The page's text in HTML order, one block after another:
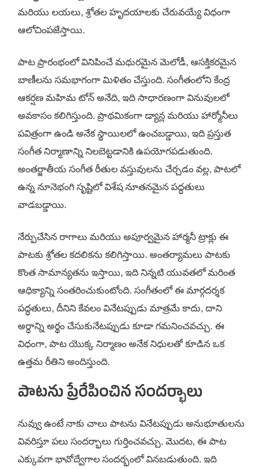
మరియు లయలు, శ్రోతల హృదయాలకు చేరువయ్యే విధంగా
ఆలోచింపజేస్తాయి.
పాట ప్రారంభంలో వినిపించే మధురమైన మెలోడీ, ఆసక్తికరమైన
బాణీలను సమభాగంగా మిళితం చేస్తుంది. సంగీతంలోని కేంద్ర
ఆకర్షణ మహిమ టోన్ అనేది, ఇది సాధారణంగా వినువులలో
అవకాసం కలిగిస్తుంది. ప్రాథమికంగా డ్యాన్ల మరియు హార్మోనీలు
పవిత్రంగా ఉండి అనేక స్థాయిలలో ఉంచబడ్డాయి, ఇది ప్రస్తుత
సంగీత నిర్మాణాన్ని నిలబెట్టడానికి ఉపయోగపడుతుంది.
అంతర్జాతీయ సంగీత రీతుల వస్తువులను చేర్చడం వల్ల, పాటలో
ఉన్న నూనెభంగి సృష్టిలో విశేష నూతనమైన పద్ధతులు
వాడబడ్డాయి.
నేర్పుచేసిన రాగాలు మరియు అపూర్వమైన హార్మనీ ట్రాక్లు ఈ
పాటకు శ్రోతల కదలికను కలిగిస్తాయి. అంతర్యామలు పాటకు
కొంత సామాన్యతను ఇస్తాయి, ఇది నిన్నటి యువతలో మరింత
ఆధిక్యాన్ని సంతరించుకుంటోంది. సంగీతంలో ఈ మార్గదర్శక
పద్ధతులు, దీనిని కేవలం వినేటప్పుడు మాత్రమే కాదు, దాని
అర్ధాన్ని అర్థం చేసుకునేటప్పుడు కూడా గమనించవచ్చు. ఈ
విధంగా, పాట యొక్క నిర్మాణం అనేక నిధులతో కూడిన ఒక
ఉత్తమ రీతిని అందిస్తుంది.
పాటను ప్రేరేపించిన సందర్భాలు
నువ్వు ఉంటే నాకు చాలు పాటను వినేటప్పుడు అనుభూతులను
వివరిస్తూ పలు సందర్భాలు గుర్తించవచ్చు. మొదట, ఈ పాట
ఎక్కువగా భావోద్వేగాల సందర్భంలో వినబడుతుంది. ఇది